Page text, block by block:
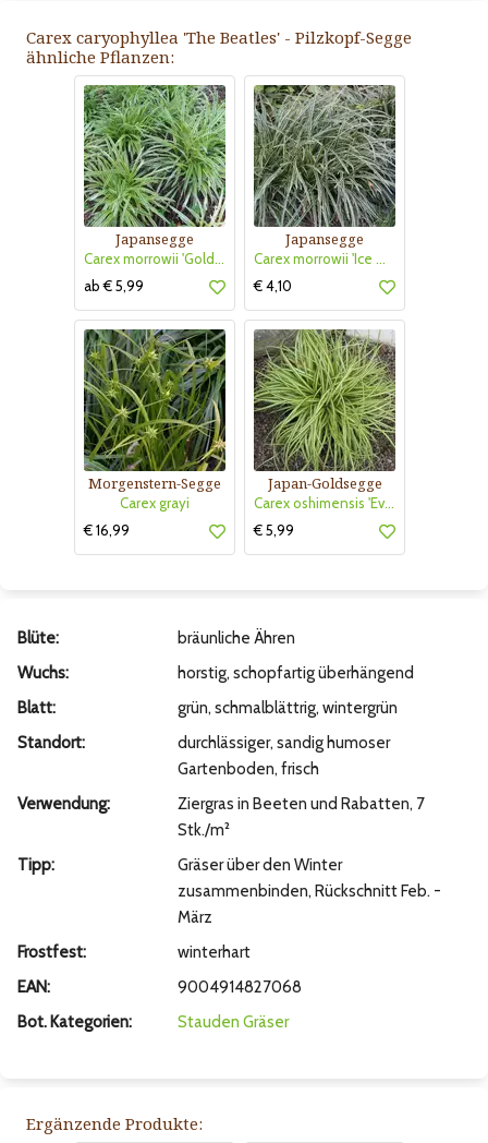
Carex caryophyllea 'The Beatles' - Pilzkopf-Segge
ähnliche Pflanzen:
Japansegge
Carex morrowii 'Goldband'
ab € 5,99
Japansegge
Carex morrowii 'Ice Dance'
€ 4,10
Morgenstern-Segge
Carex grayi
€ 16,99
Japan-Goldsegge
Carex oshimensis 'Evergold'
€ 5,99
Blüte:
bräunliche Ähren
Wuchs:
horstig, schopfartig überhängend
Blatt:
grün, schmalblättrig, wintergrün
Standort:
durchlässiger, sandig humoser
Gartenboden, frisch
Verwendung:
Ziergras in Beeten und Rabatten, 7
Stk./m²
Tipp:
Gräser über den Winter
zusammenbinden, Rückschnitt Feb. -
März
Frostfest:
winterhart
EAN:
9004914827068
Bot. Kategorien:
Stauden Gräser
Ergänzende Produkte: